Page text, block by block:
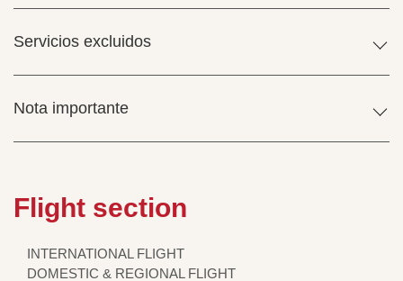
Servicios excluidos
Nota importante
Flight section
INTERNATIONAL FLIGHT
DOMESTIC & REGIONAL FLIGHT